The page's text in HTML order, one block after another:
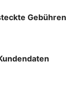
Gebühren